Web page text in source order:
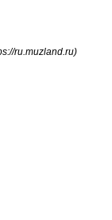
ru.muzland.ru)